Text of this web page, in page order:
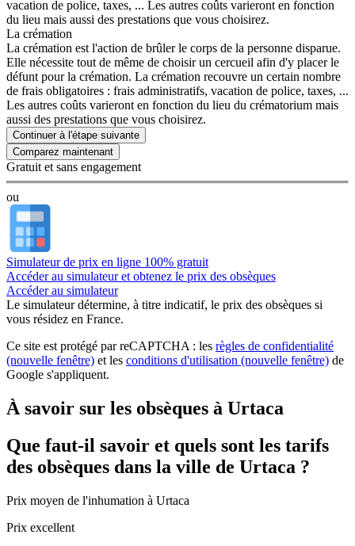
vacation de police, taxes, ... Les autres coûts varieront en fonction
du lieu mais aussi des prestations que vous choisirez.
La crémation
La crémation est l'action de brûler le corps de la personne disparue.
Elle nécessite tout de même de choisir un cercueil afin d'y placer le
défunt pour la crémation. La crémation recouvre un certain nombre
de frais obligatoires : frais administratifs, vacation de police, taxes, ...
Les autres coûts varieront en fonction du lieu du crématorium mais
aussi des prestations que vous choisirez.
Continuer à l'étape suivante
Gratuit et sans engagement
ou
Simulateur de prix en ligne 100% gratuit
Accéder au simulateur et obtenez le prix des obsèques
Accéder au simulateur
Le simulateurdétermine, à titre indicatif, le prix des obsèques si
vous résidez en France.
Ce site est protégé par reCAPTCHA : les règles de confidentialité
(nouvelle fenêtre) et les conditions d'utilisation (nouvelle fenêtre) de
Google s'appliquent.
À savoir sur les obsèques à Urtaca
Que faut-il savoir et quels sont les tarifs
des obsèques dans la ville de Urtaca ?
Prix moyen de l'inhumation à Urtaca
Prix excellent